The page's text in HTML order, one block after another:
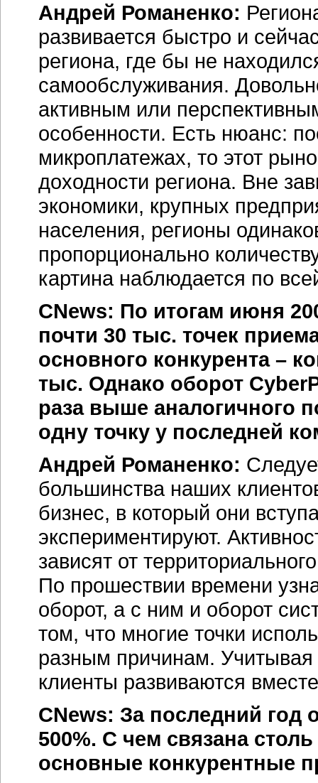
Андрей Романенко:
развивается быстро и
региона, где бы не
самообслуживания.
активным или
особенности. Есть нюанс:
микроплатежах, то этот
доходности региона. Вне
экономики, крупных
населения, регионы
пропорционально
картина наблюдается по
CNews: По итогам июня
почти 30 тыс. точек
основного конкурента –
тыс. Однако оборот
раза выше аналогичного
одну точку у последней
Андрей Романенко:
большинства наших
бизнес, в который они
экспериментируют.
зависят от
По прошествии времени
оборот, а с ним и оборот
том, что многие точки
разным причинам.
клиенты развиваются
CNews: За последний
500%. С чем связана
основные конкурентные